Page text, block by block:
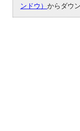
ンドウ） からダウ